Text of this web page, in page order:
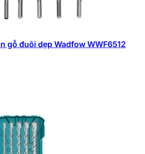
gỗ đuôi dẹp Wadfow WWF6512